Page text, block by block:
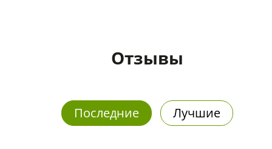
Отзывы
Последние Лучшие